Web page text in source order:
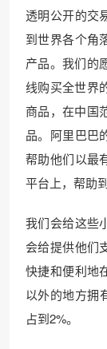
透明公开的交
到世界各个角
产品。我们的
线购买全世界
商品，在中国
品。阿里巴巴
帮助他们以最
平台上，帮助
我们会给这些
会给提供他们
快捷和便利地
以外的地方拥
占到2%。